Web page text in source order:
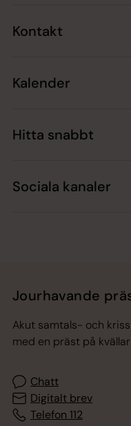
Kontakt
Kalender
Hitta snabbt
Sociala kanaler
Jourhavande
Akut samtals- och
med en präst på
Chatt
Digitalt brev
Telefon 112